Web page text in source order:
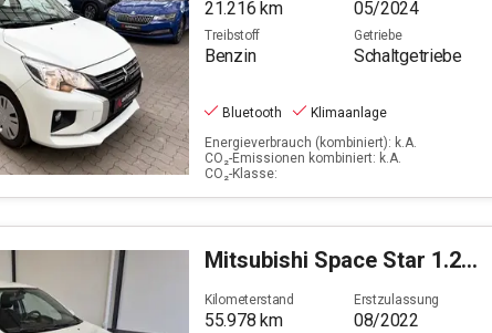
21.216 km 05/2024
Treibstoff
Benzin
Getriebe
Schaltgetriebe
Bluetooth
Klimaanlage
Energieverbrauch (kombiniert): k.A.
CO₂-Emissionen kombiniert: k.A.
CO₂-Klasse:
Mitsubishi Space Star 1.2 Select (EURO 6d)
Kilometerstand
55.978 km
Erstzulassung
08/2022